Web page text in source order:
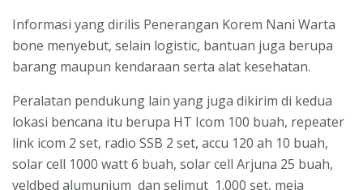
Informasi yang dirilis Penerangan Korem Nani Warta
bone menyebut, selain logistic, bantuan juga berupa
barang maupun kendaraan serta alat kesehatan.
Peralatan pendukung lain yang juga dikirim di kedua
lokasi bencana itu berupa HT Icom 100 buah, repeater
link icom 2 set, radio SSB 2 set, accu 120 ah 10 buah,
solar cell 1000 watt 6 buah, solar cell Arjuna 25 buah,
veldbed alumunium dan selimut 1.000 set, meja